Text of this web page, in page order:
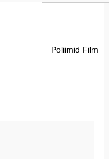
Poliimid Film